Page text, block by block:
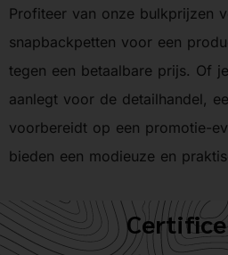
Profiteer van onze bulkprijzen
snapbackpetten voor een
tegen een betaalbare prijs. Of
aanlegt voor de detailhandel,
voorbereidt op een promotie-
bieden een modieuze en